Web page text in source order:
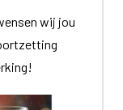
wij jou